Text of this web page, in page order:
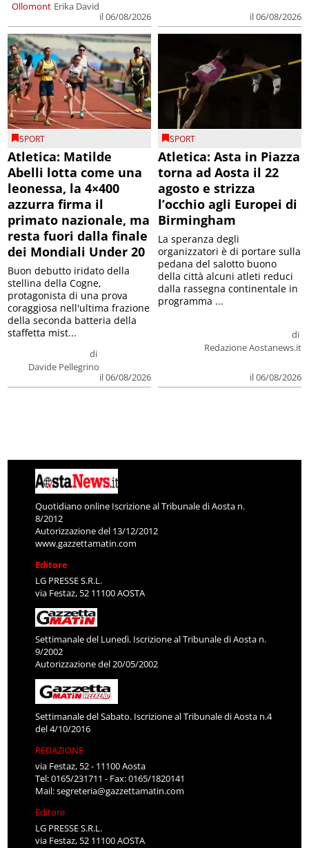
Ollomont Erika David
il 06/08/2026
il 06/08/2026
SPORT
Atletica: Matilde
Abelli lotta come una
leonessa, la 4×400
azzurra firma il
primato nazionale, ma
resta fuori dalla finale
dei Mondiali Under 20
di
Davide Pellegrino
il 06/08/2026
Buon debutto iridato della
stellina della Cogne,
protagonista di una prova
coraggiosa nell'ultima frazione
della seconda batteria della
staffetta mist...
SPORT
Atletica: Asta in Piazza
torna ad Aosta il 22
agosto e strizza
l’occhio agli Europei di
Birmingham
di
Redazione Aostanews.it
il 06/08/2026
La speranza degli
organizzatori è di portare sulla
pedana del salotto buono
della città alcuni atleti reduci
dalla rassegna continentale in
programma ...
Quotidiano online Iscrizione al Tribunale di Aosta n.
8/2012
Autorizzazione del 13/12/2012
www.gazzettamatin.com
Editore
LG PRESSE S.R.L.
via Festaz, 52 11100 AOSTA
Settimanale del Lunedì. Iscrizione al Tribunale di Aosta n.
9/2002
Autorizzazione del 20/05/2002
Settimanale del Sabato. Iscrizione al Tribunale di Aosta n.4
del 4/10/2016
REDAZIONE
via Festaz, 52 - 11100 Aosta
Tel: 0165/231711 - Fax: 0165/1820141
Mail:segreteria@gazzettamatin.com
Editore
LG PRESSE S.R.L.
via Festaz, 52 11100 AOSTA